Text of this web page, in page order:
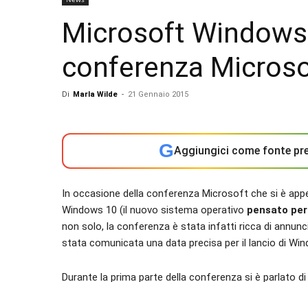
Microsoft
conferenza
Di Marla Wilde - 21 Gennaio 2015
GAggiungici come fonte
In occasione della conferenza Microsoft che si è
Windows 10 (il nuovo sistema operativo pensato
non solo, la conferenza è stata infatti ricca di
stata comunicata una data precisa per il lancio di
Durante la prima parte della conferenza si è parlato